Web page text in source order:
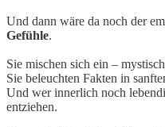
Und dann wäre da noch der
Gefühle.
Sie mischen sich ein –
Sie beleuchten Fakten in
Und wer innerlich noch
entziehen.